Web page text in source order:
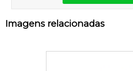
Imagens relacionadas